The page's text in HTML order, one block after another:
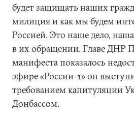
будет защищать наших
милиция и как мы будем
Россией. Это наше дело,
в их обращении. Главе ДНР
манифеста показалось
эфире «России-1» он
требованием капитуляции
Донбассом.